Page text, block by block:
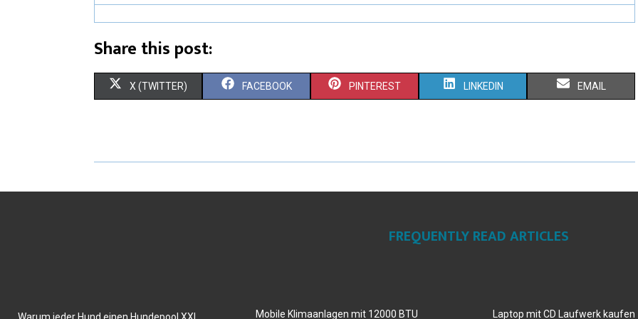
Share this post:
X (TWITTER) FACEBOOK PINTEREST LINKEDIN EMAIL
FREQUENTLY READ ARTICLES
Warum jeder Hund einen Hundepool XXL Mobile Klimaanlagen mit 12000 BTU Laptop mit CD Laufwerk kaufen